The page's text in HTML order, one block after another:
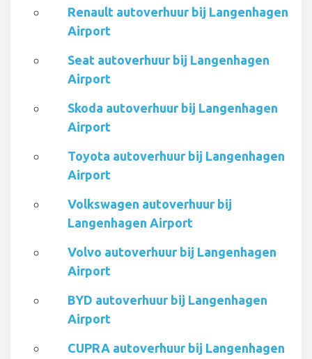
Renault autoverhuur bij Langenhagen
Airport
Seat autoverhuur bij Langenhagen
Airport
Skoda autoverhuur bij Langenhagen
Airport
Toyota autoverhuur bij Langenhagen
Airport
Volkswagen autoverhuur bij
Langenhagen Airport
Volvo autoverhuur bij Langenhagen
Airport
BYD autoverhuur bij Langenhagen
Airport
CUPRA autoverhuur bij Langenhagen